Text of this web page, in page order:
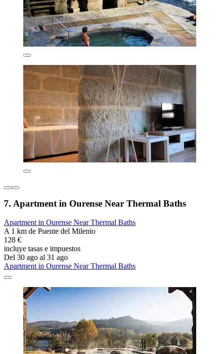
7. Apartment in Ourense Near Thermal Baths
Apartment in Ourense Near Thermal Baths
A 1 km de Puente del Milenio
128 €
incluye tasas e impuestos
Del 30 ago al 31 ago
Apartment in Ourense Near Thermal Baths